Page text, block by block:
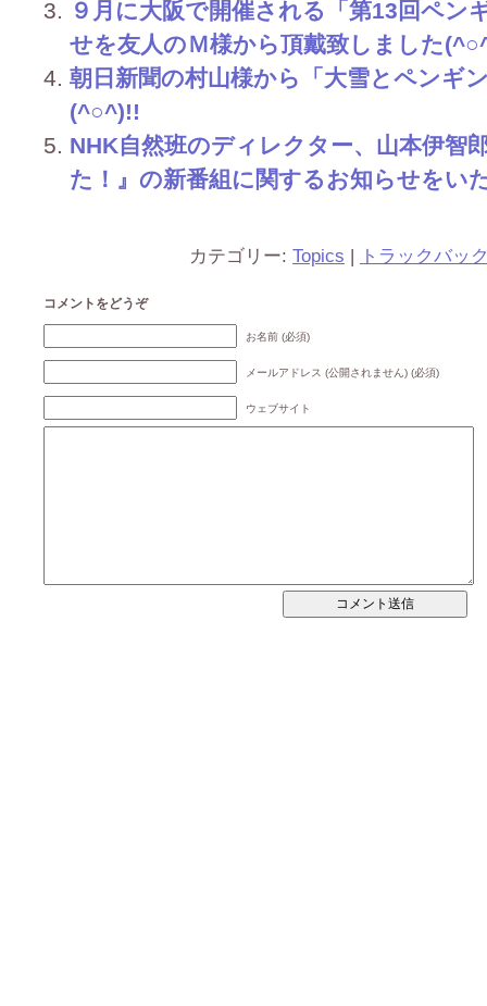
９月に大阪で開催される「第13回ペン
せを友人のＭ様から頂戴致しました
朝日新聞の村山様から「大雪とペンギ
(^○^)!!
NHK自然班のディレクター、山本伊智
た！』の新番組に関するお知らせをい
カテゴリー: Topics | トラックバッ
コメントをどうぞ
お名前 (必須)
メールアドレス (公開されません) (必須)
ウェブサイト